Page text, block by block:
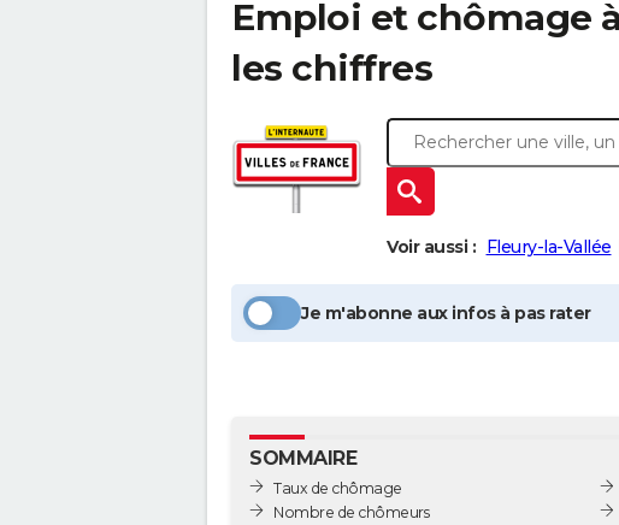
Emploi et chômage à
les chiffres
Voir aussi : Fleury-la-Vallée
Je m'abonne aux infos à pas rater
SOMMAIRE
Taux de chômage
Nombre de chômeurs